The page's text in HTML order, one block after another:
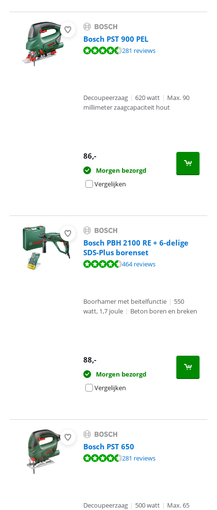
Bosch PST 900 PEL
Beoordeling is 8,9 van de 10, gebaseerd op 281 reviews.
281 reviews
Decoupeerzaag | 620 watt | Max. 90
millimeter zaagcapaciteit hout
86,-
Morgen bezorgd
Vergelijken
Bosch PBH 2100 RE + 6-delige
SDS-Plus borenset
Beoordeling is 9,0 van de 10, gebaseerd op 464 reviews.
464 reviews
Boorhamer met beitelfunctie | 550
watt, 1,7 joule | Beton boren en breken
88,-
Morgen bezorgd
Vergelijken
Bosch PST 650
Beoordeling is 8,9 van de 10, gebaseerd op 281 reviews.
281 reviews
Decoupeerzaag | 500 watt | Max. 65